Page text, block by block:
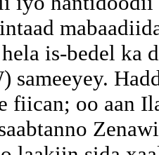
is-bedel ka
sameeyey.
fiican; oo aan